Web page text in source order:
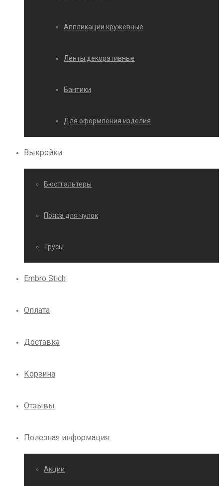
Аппликации кружевные
Ленты декоративные
Бантики
Для оформления изделия
Выкройки
Бюстгальтеры
Пояса для чулок
Трусы
Embro Stich
Оплата
Доставка
Корзина
Отзывы
Полезная информация
Акции